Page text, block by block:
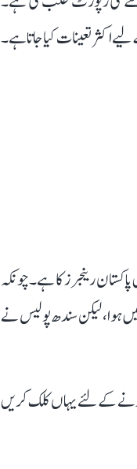
اکثر تعینات کیا جاتا ہے۔
رینجرز کا ہے۔چونکہ
ہوا، لیکن سندھ پولیس نے
کے لئے یہاں کلک کریں